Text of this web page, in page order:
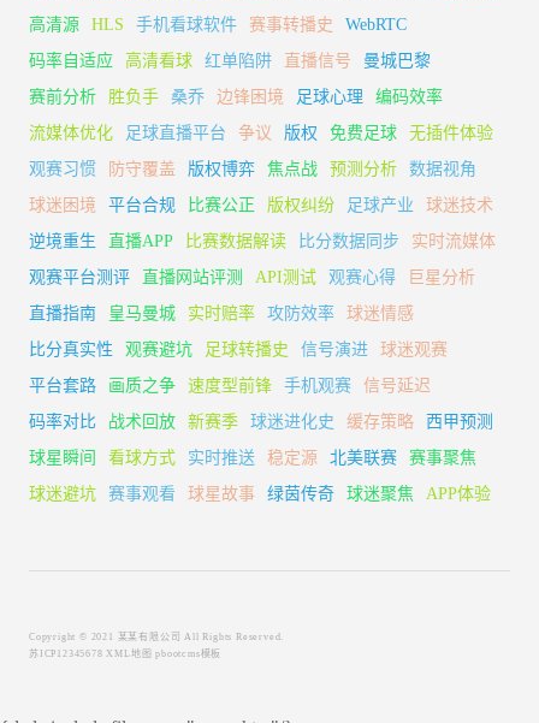
高清源
HLS 手机看球软件 赛事转播史
WebRTC
码率自适应
高清看球 红单陷阱 直播信号
曼城巴黎
赛前分析
胜负手 桑乔 边锋困境 足球心理
编码效率
流媒体优化
足球直播平台 争议 版权 免费足球
无插件体验
观赛习惯
防守覆盖 版权博弈 焦点战 预测分析
数据视角
球迷困境
平台合规 比赛公正 版权纠纷 足球产业
球迷技术
逆境重生
直播APP 比赛数据解读 比分数据同步
实时流媒体
观赛平台测评
直播网站评测 API测试 观赛心得
巨星分析
直播指南
皇马曼城 实时赔率 攻防效率
球迷情感
比分真实性
观赛避坑 足球转播史 信号演进
球迷观赛
平台套路
画质之争 速度型前锋 手机观赛
信号延迟
码率对比
战术回放 新赛季 球迷进化史 缓存策略
西甲预测
球星瞬间
看球方式 实时推送 稳定源 北美联赛
赛事聚焦
球迷避坑
赛事观看 球星故事 绿茵传奇 球迷聚焦 APP体验
Copyright © 2021 某某有限公司 All Rights Reserved.
苏ICP12345678 XML地图 pbootcms模板